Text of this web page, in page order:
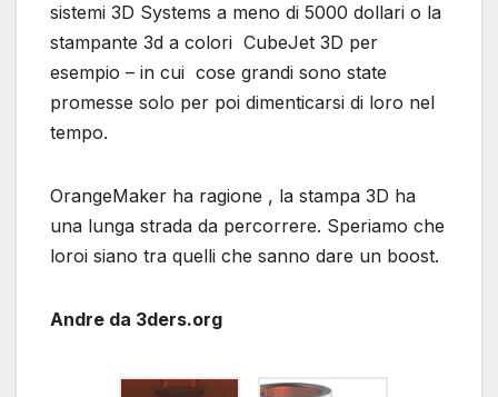
sistemi 3D Systems a meno di 5000 dollari o la
stampante 3d a colori CubeJet 3D per
esempio – in cui cose grandi sono state
promesse solo per poi dimenticarsi di loro nel
tempo.
OrangeMaker ha ragione , la stampa 3D ha
una lunga strada da percorrere. Speriamo che
loroi siano tra quelli che sanno dare un boost.
Andre da 3ders.org